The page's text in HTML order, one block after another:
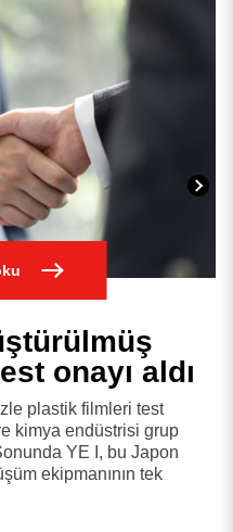
onayı aldı
plastik filmleri test
kimya endüstrisi grup
YE I, bu Japon
ekipmanının tek